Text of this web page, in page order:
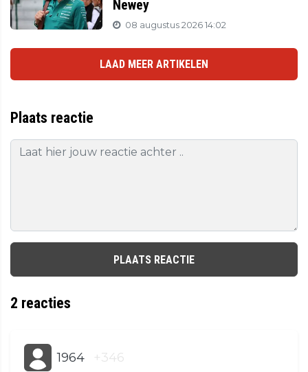
Newey
08 augustus 2026 14:02
LAAD MEER ARTIKELEN
Plaats reactie
PLAATS REACTIE
2 reacties
1964 +346